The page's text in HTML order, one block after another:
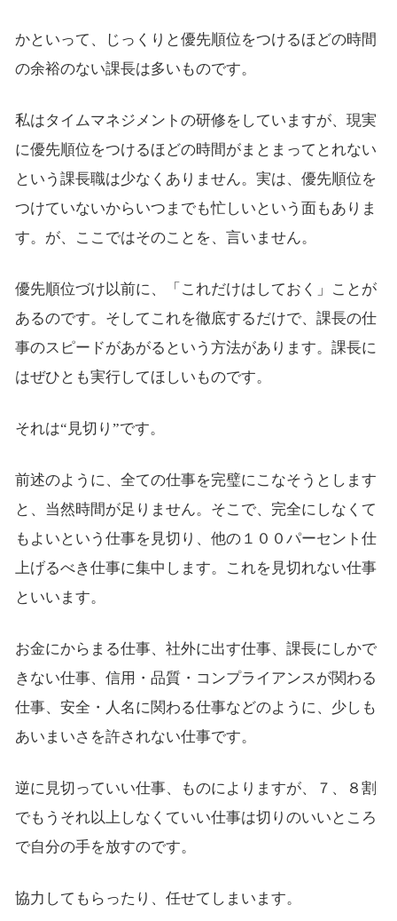
かといって、じっくりと優先順位をつけるほどの時間
の余裕のない課長は多いものです。
私はタイムマネジメントの研修をしていますが、現実
に優先順位をつけるほどの時間がまとまってとれない
という課長職は少なくありません。実は、優先順位を
つけていないからいつまでも忙しいという面もありま
す。が、ここではそのことを、言いません。
優先順位づけ以前に、「これだけはしておく」ことが
あるのです。そしてこれを徹底するだけで、課長の仕
事のスピードがあがるという方法があります。課長に
はぜひとも実行してほしいものです。
それは“見切り”です。
前述のように、全ての仕事を完璧にこなそうとします
と、当然時間が足りません。そこで、完全にしなくて
もよいという仕事を見切り、他の１００パーセント仕
上げるべき仕事に集中します。これを見切れない仕事
といいます。
お金にからまる仕事、社外に出す仕事、課長にしかで
きない仕事、信用・品質・コンプライアンスが関わる
仕事、安全・人名に関わる仕事などのように、少しも
あいまいさを許されない仕事です。
逆に見切っていい仕事、ものによりますが、７、８割
でもうそれ以上しなくていい仕事は切りのいいところ
で自分の手を放すのです。
協力してもらったり、任せてしまいます。